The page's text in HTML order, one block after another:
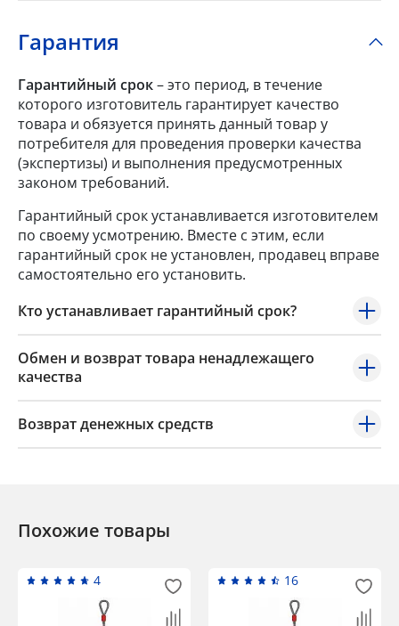
Гарантия
Гарантийный срок– это период, в течение
которого изготовитель гарантирует качество
товара и обязуется принять данный товар у
потребителя для проведения проверки качества
(экспертизы) и выполнения предусмотренных
законом требований.
Гарантийный срок устанавливается изготовителем
по своему усмотрению. Вместе с этим, если
гарантийный срок не установлен, продавец вправе
самостоятельно его установить.
Кто устанавливает гарантийный срок?
Обмен и возврат товара ненадлежащего
качества
Возврат денежных средств
Похожие товары
4 16